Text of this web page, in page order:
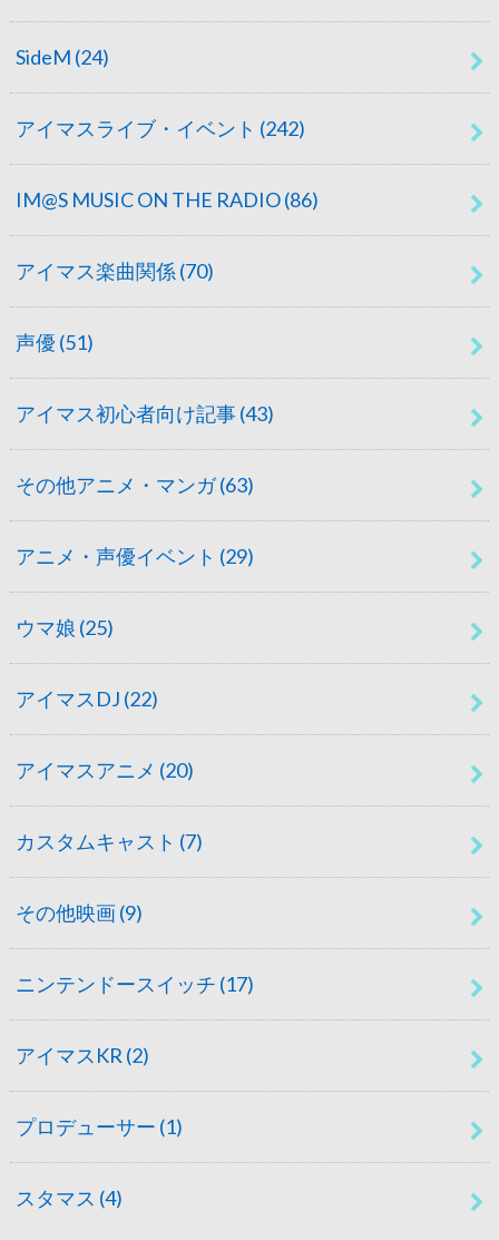
SideM (24)
アイマスライブ・イベント (242)
IM@S MUSIC ON THE RADIO(86)
アイマス楽曲関係 (70)
声優 (51)
アイマス初心者向け記事(43)
その他アニメ・マンガ(63)
アニメ・声優イベント (29)
ウマ娘 (25)
アイマスDJ (22)
アイマスアニメ (20)
カスタムキャスト (7)
その他映画(9)
ニンテンドースイッチ (17)
アイマスKR (2)
プロデューサー (1)
スタマス (4)